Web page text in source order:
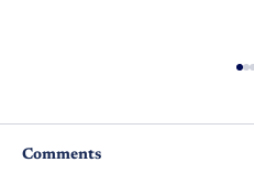
Comments